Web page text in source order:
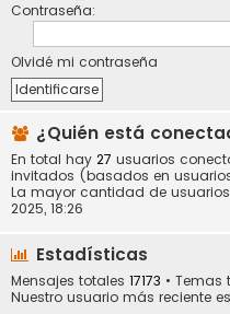
Contraseña:
Olvidé mi contraseña
¿Quién está
En total hay 27 usuarios
invitados (basados en
La mayor cantidad de
2025, 18:26
Estadísticas
Mensajes totales 17173 • Temas
Nuestro usuario más reciente es